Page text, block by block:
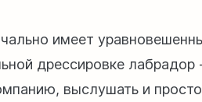
имеет
дрессировке
выслушать и